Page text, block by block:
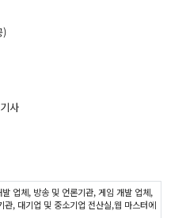
)
사
발 업체, 방송 및 언론기관, 게임 개발 업체,
관, 대기업 및 중소기업 전산실,웹 마스터에